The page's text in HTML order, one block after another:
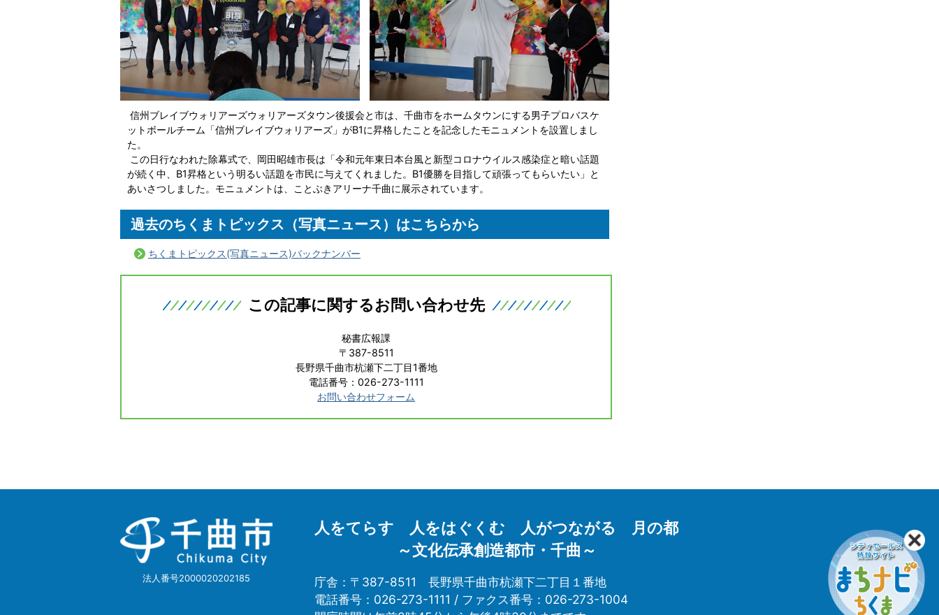
信州ブレイブウォリアーズウォリアーズタウン後援会と市は、千曲市をホームタウンにする男子プロバスケ
ットボールチーム「信州ブレイブウォリアーズ」がB1に昇格したことを記念したモニュメントを設置しまし
た。
この日行なわれた除幕式で、岡田昭雄市長は「令和元年東日本台風と新型コロナウイルス感染症と暗い話題
が続く中、B1昇格という明るい話題を市民に与えてくれました。B1優勝を目指して頑張ってもらいたい」と
あいさつしました。モニュメントは、ことぶきアリーナ千曲に展示されています。
過去のちくまトピックス（写真ニュース）はこちらから
ちくまトピックス(写真ニュース)バックナンバー
この記事に関するお問い合わせ先
秘書広報課
〒387-8511
長野県千曲市杭瀬下二丁目1番地
電話番号：026-273-1111
お問い合わせフォーム
千
曲
市
Chikuma
法人番号2000020202185
人をてらす 人をはぐくむ 人がつながる 月の都
～文化伝承創造都市・千曲～
庁舎：〒387-8511
長野県千曲市杭瀬下二丁目１番地
電話番号：026-273-1111 / ファクス番号：026-273-1004